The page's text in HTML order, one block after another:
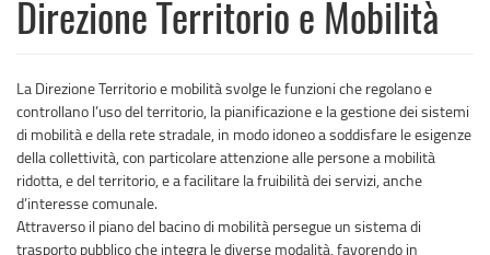
Direzione Territorio e Mobilità
La Direzione Territorio e mobilità svolge le funzioni che regolano e
controllano l’uso del territorio, la pianificazione e la gestione dei sistemi
di mobilità e della rete stradale, in modo idoneo a soddisfare le esigenze
della collettività, con particolare attenzione alle persone a mobilità
ridotta, e del territorio, e a facilitare la fruibilità dei servizi, anche
d’interesse comunale.
Attraverso il piano del bacino di mobilità persegue un sistema di
trasporto pubblico che integra le diverse modalità, favorendo in